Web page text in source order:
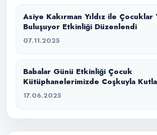
Asiye Kakırman Yıldız ile Çocuklar
Buluşuyor Etkinliği Düzenlendi
07.11.2025
Babalar Günü Etkinliği Çocuk
Kütüphanelerimizde Coşkuyla
17.06.2025